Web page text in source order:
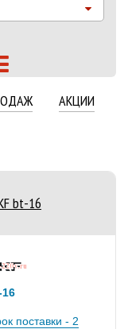
АКЦИИ
bt-16
поставки - 2